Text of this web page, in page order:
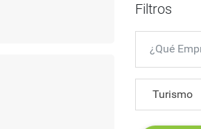
Filtros
Turismo